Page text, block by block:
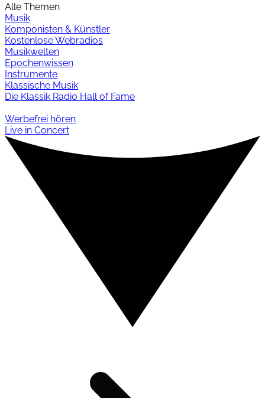
Alle Themen
Musik
Komponisten & Künstler
Kostenlose Webradios
Musikwelten
Epochenwissen
Instrumente
Klassische Musik
Die Klassik Radio Hall of Fame
Werbefrei hören
Live in Concert